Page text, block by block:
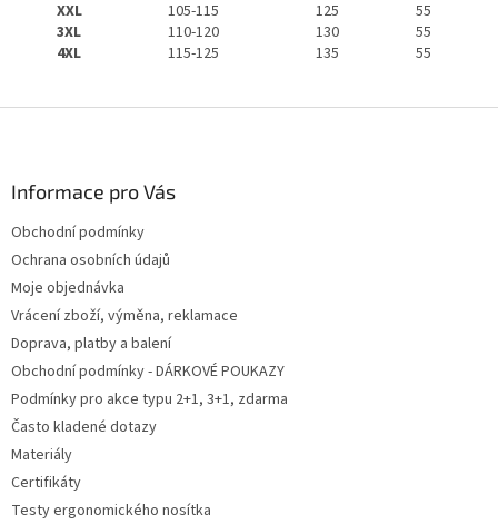
XXL
105-115 125
55
3XL
110-120 130
55
4XL
115-125 135 55
Informace pro Vás
Obchodní podmínky
Ochrana osobních údajů
Moje objednávka
Vrácení zboží, výměna, reklamace
Doprava, platby a balení
Obchodní podmínky - DÁRKOVÉ POUKAZY
Podmínky pro akce typu 2+1, 3+1, zdarma
Často kladené dotazy
Materiály
Certifikáty
Testy ergonomického nosítka